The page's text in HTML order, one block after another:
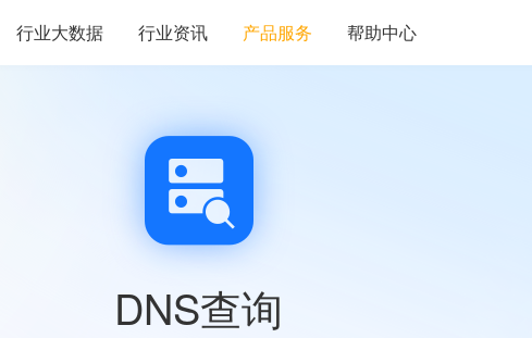
行业大数据 行业资讯 产品服务 帮助中心
DNS查询